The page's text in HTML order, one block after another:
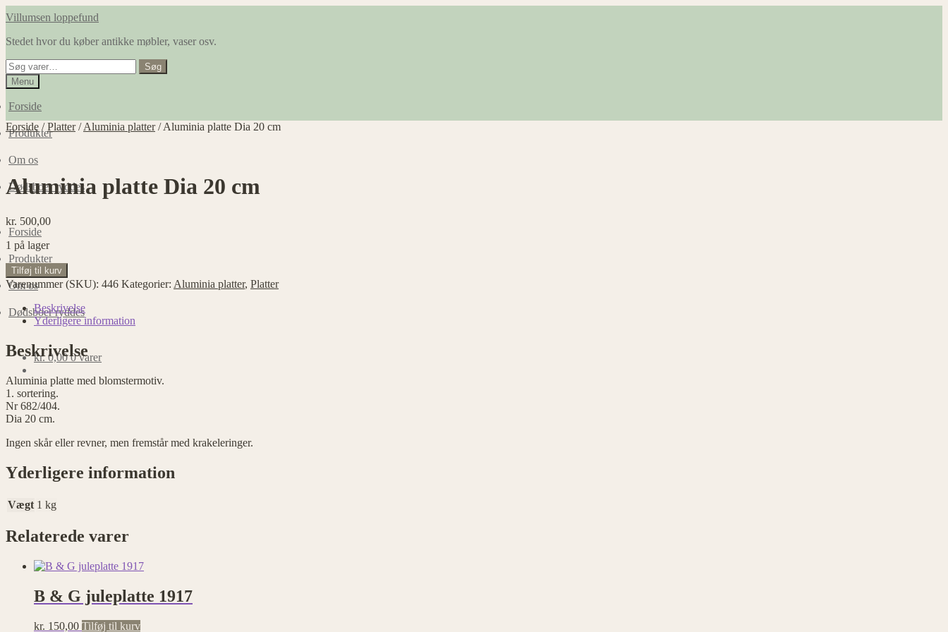
Spring
navigation
Spring
indhold
Villumsen loppefund
Stedet hvor du køber antikke møbler, vaser osv.
Søg
efter:
Søg
Menu
Forside
Produkter
Om os
Dødsboer ryddes
Forside
Produkter
Om os
Dødsboer ryddes
kr.0,00 0 varer
Forside /Platter/Aluminia platter/Aluminia platte Dia 20 cm
Aluminia platte Dia 20 cm
kr. 500,00
1 på lager
Aluminia
platte
Dia
20
cm
Tilføj til kurv
Varenummer (SKU): 446 Kategorier: Aluminia platter, Platter
Beskrivelse
Yderligere information
Beskrivelse
Aluminia platte med blomstermotiv.
1. sortering.
Nr 682/404.
Dia 20 cm.
Ingen skår eller revner, men fremstår med krakeleringer.
Yderligere information
Vægt 1 kg
Relaterede varer
B & G juleplatte 1917
kr. 150,00 Tilføj til kurv